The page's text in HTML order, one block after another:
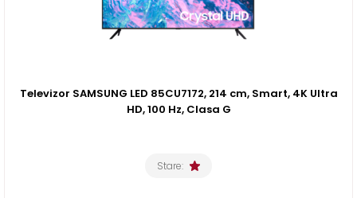
Televizor SAMSUNG LED 85CU7172, 214 cm, Smart, 4K Ultra
HD, 100 Hz, Clasa G
Stare: